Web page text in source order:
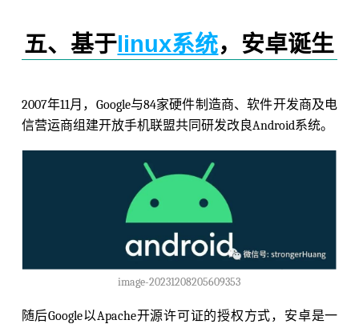
五、基于linux系统，安卓诞生
2007年11月，Google与84家硬件制造商、软件开发商及电
信营运商组建开放手机联盟共同研发改良Android系统。
image-20231208205609353
随后Google以Apache开源许可证的授权方式，安卓是一